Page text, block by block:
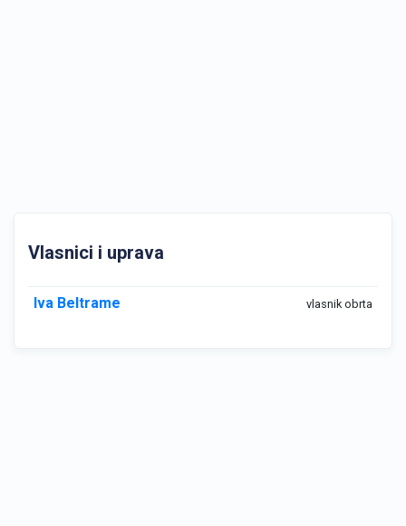
Vlasnici i uprava
Iva Beltrame vlasnik obrta